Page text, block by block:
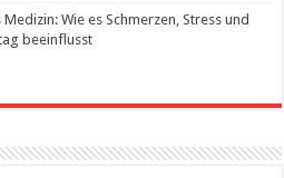
Medizin: Wie es Schmerzen, Stress und
beeinflusst